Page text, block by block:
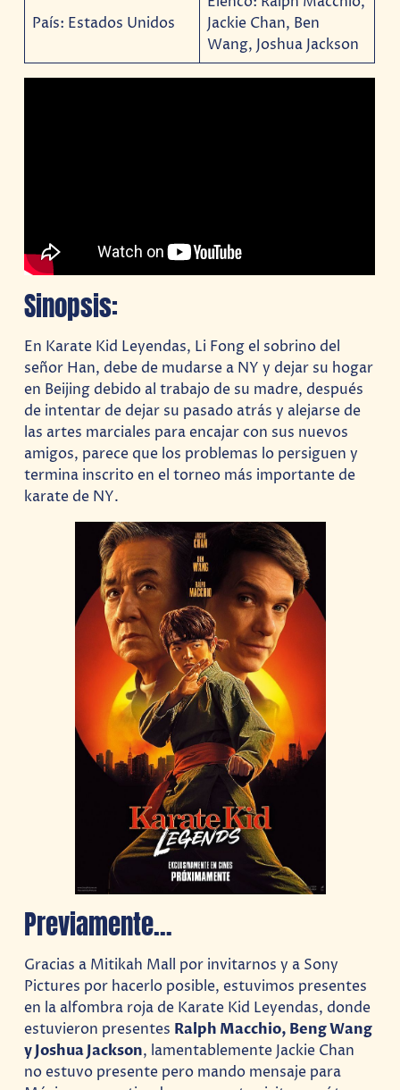
País: Estados Unidos
Jackie Chan, Ben
Wang, Joshua Jackson
Sinopsis:
En Karate Kid Leyendas, Li Fong el sobrino del
señor Han, debe de mudarse a NY y dejar su hogar
en Beijing debido al trabajo de su madre, después
de intentar de dejar su pasado atrás y alejarse de
las artes marciales para encajar con sus nuevos
amigos, parece que los problemas lo persiguen y
termina inscrito en el torneo más importante de
karate de NY.
Previamente…
Gracias a Mitikah Mall por invitarnos y a Sony
Pictures por hacerlo posible, estuvimos presentes
en la alfombra roja de Karate Kid Leyendas, donde
estuvieron presentes Ralph Macchio, Beng Wang
y Joshua Jackson, lamentablemente Jackie Chan
no estuvo presente pero mando mensaje para